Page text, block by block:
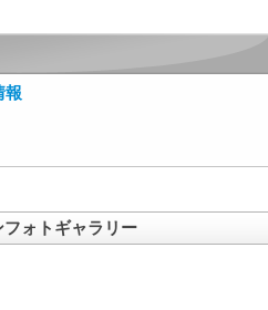
報
フォトギャラリー